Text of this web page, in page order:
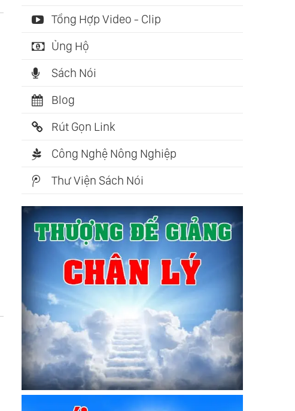
Tổng Hợp Video - Clip
Ủng Hộ
Sách Nói
Blog
Rút Gọn Link
Công Nghệ Nông Nghiệp
Thư Viện Sách Nói